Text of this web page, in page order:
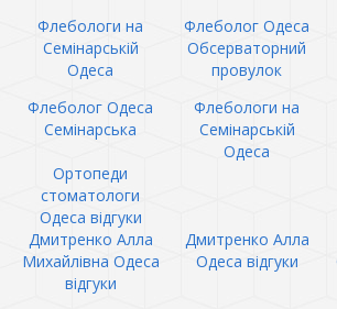
Флебологи на
Семінарській
Одеса
Флеболог Одеса
Обсерваторний
провулок
Флеболог Одеса
Семінарська
Флебологи на
Семінарській
Одеса
Ортопеди
стоматологи
Одеса відгуки
Дмитренко Алла
Михайлівна Одеса
відгуки
Дмитренко Алла
Одеса відгуки